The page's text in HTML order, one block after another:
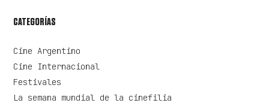
CATEGORÍAS
Cine Argentino
Cine Internacional
Festivales
La semana mundial de la cinefilia